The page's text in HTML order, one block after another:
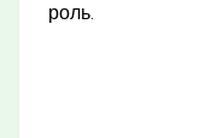
роль.